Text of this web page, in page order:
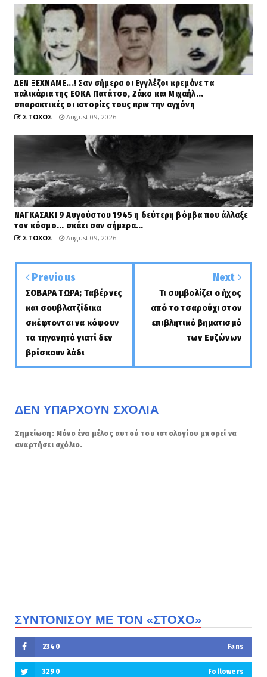
ΔΕΝ ΞΕΧΝΑΜΕ...! Σαν σήμερα οι Εγγλέζοι κρεμάνε τα
παλικάρια της ΕΟΚΑ Πατάτσο, Ζάκο και Μιχαήλ...
σπαρακτικές οι ιστορίες τους πριν την αγχόνη
ΣΤΟΧΟΣ August 09, 2026
ΝΑΓΚΑΣΑΚΙ 9 Αυγούστου 1945 η δεύτερη βόμβα που άλλαξε
τον κόσμο... σκάει σαν σήμερα...
ΣΤΟΧΟΣ August 09, 2026
Previous
ΣΟΒΑΡΑ ΤΩΡΑ; Ταβέρνες
και σουβλατζίδικα
σκέφτονται να κόψουν
τα τηγανητά γιατί δεν
βρίσκουν λάδι
Next
Τι συμβολίζει ο ήχος
από το τσαρούχι στον
επιβλητικό βηματισμό
των Ευζώνων
ΔΕΝ ΥΠΆΡΧΟΥΝ ΣΧΌΛΙΑ
Σημείωση: Μόνο ένα μέλος αυτού του ιστολογίου μπορεί να
αναρτήσει σχόλιο.
ΣΥΝΤΟΝΙΣΟΥ ΜΕ ΤΟΝ «ΣΤΟΧΟ»
2340 Fans
3290 Followers